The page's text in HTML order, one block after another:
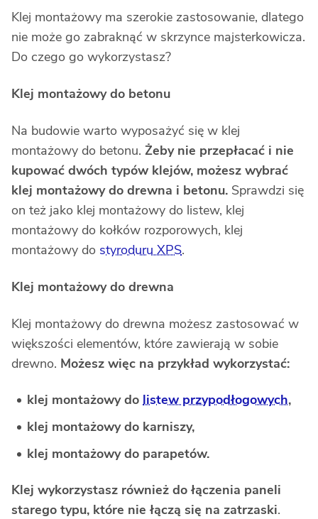
Klej montażowy ma szerokie zastosowanie, dlatego
nie może go zabraknąć w skrzynce majsterkowicza.
Do czego go wykorzystasz?
Klej montażowy do betonu
Na budowie warto wyposażyć się w klej
montażowy do betonu. Żeby nie przepłacać i nie
kupować dwóch typów klejów, możesz wybrać
klej montażowy do drewna i betonu. Sprawdzi się
on też jako klej montażowy do listew, klej
montażowy do kołków rozporowych, klej
montażowy do styroduru XPS.
Klej montażowy do drewna
Klej montażowy do drewna możesz zastosować w
większości elementów, które zawierają w sobie
drewno. Możesz więc na przykład wykorzystać:
klej montażowy do listew przypodłogowych,
klej montażowy do karniszy,
klej montażowy do parapetów.
Klej wykorzystasz również do łączenia paneli
starego typu, które nie łączą się na zatrzaski.